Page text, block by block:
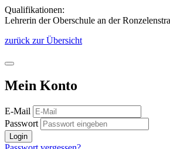
Qualifikationen:
Lehrerin der Oberschule an der
zurück zur Übersicht
Mein Konto
E-Mail
Passwort
Login